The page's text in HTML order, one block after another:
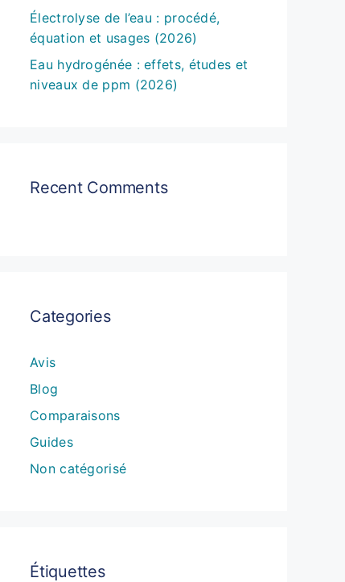
Électrolyse de l’eau : procédé,
équation et usages (2026)
Eau hydrogénée : effets, études et
niveaux de ppm (2026)
Recent Comments
Categories
Avis
Blog
Comparaisons
Guides
Non catégorisé
Étiquettes